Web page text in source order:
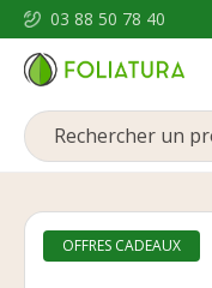
03 88 50 78 40
OFFRES CADEAUX